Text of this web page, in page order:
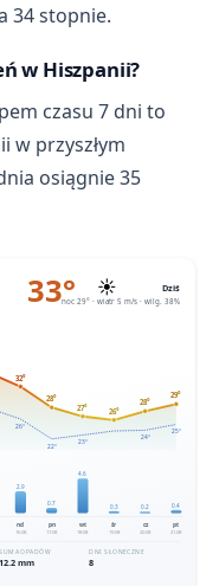
34 stopnie.
w Hiszpanii?
czasu 7 dni to
w przyszłym
osiągnie 35